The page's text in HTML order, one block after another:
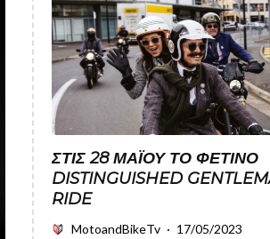
ΣΤΙΣ 28 ΜΑΪ́ΟΥ ΤΟ ΦΕΤΙΝΌ
DISTINGUISHED
RIDE
MotoandBikeTv · 17/05/2023